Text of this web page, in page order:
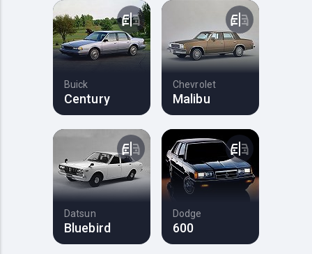
Buick
Century
Chevrolet
Malibu
Datsun
Bluebird
Dodge
600